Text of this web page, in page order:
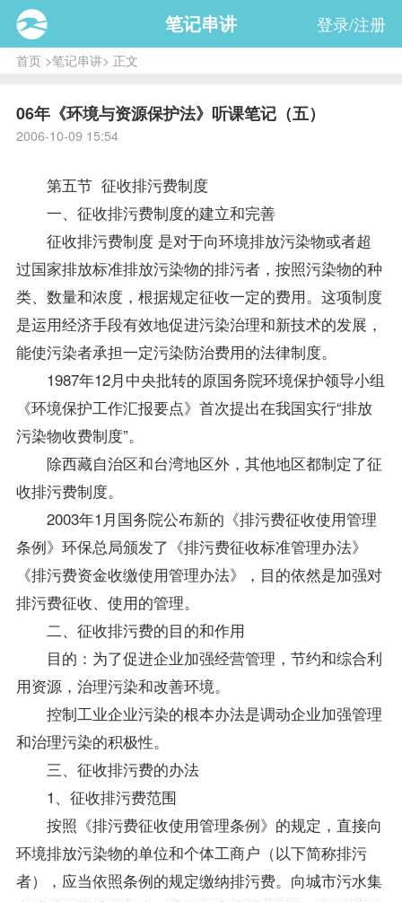
笔记串讲 登录/注册
首页>笔记串讲> 正文
06年《环境与资源保护法》听课笔记（五）
2006-10-09 15:54
第五节 征收排污费制度
一、征收排污费制度的建立和完善
征收排污费制度 是对于向环境排放污染物或者超
过国家排放标准排放污染物的排污者，按照污染物的种
类、数量和浓度，根据规定征收一定的费用。这项制度
是运用经济手段有效地促进污染治理和新技术的发展，
能使污染者承担一定污染防治费用的法律制度。
1987年12月中央批转的原国务院环境保护领导小组
《环境保护工作汇报要点》首次提出在我国实行“排放
污染物收费制度”。
除西藏自治区和台湾地区外，其他地区都制定了征
收排污费制度。
2003年1月国务院公布新的《排污费征收使用管理
条例》环保总局颁发了《排污费征收标准管理办法》
《排污费资金收缴使用管理办法》，目的依然是加强对
排污费征收、使用的管理。
二、征收排污费的目的和作用
目的：为了促进企业加强经营管理，节约和综合利
用资源，治理污染和改善环境。
控制工业企业污染的根本办法是调动企业加强管理
和治理污染的积极性。
三、征收排污费的办法
1、征收排污费范围
按照《排污费征收使用管理条例》的规定，直接向
环境排放污染物的单位和个体工商户（以下简称排污
者），应当依照条例的规定缴纳排污费。向城市污水集